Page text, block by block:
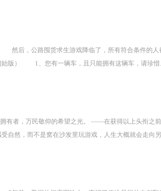
然后，公路囤货求生游戏降临了，所有符合条件
版） 1、您有一辆车，且只能拥有这辆车，请珍
沿途有着不同风景，每隔7天将会进行轮换，请司
路顺风，旅途愉快。】 关叶看完这段简短的新手
卡片，陷入沉思。 最开始，关叶以为这就是个普
悟。
有者，万民敬仰的希望之光。 ——在获得以上头衔之
自然，而不是窝在沙发里玩游戏，人生大概就会走向
入了海底。 黎沐：……难绷！ 雨中世界的列车行驶在
。 …… 后来，黎沐建起了她的铁路集团， 集“吃穿住